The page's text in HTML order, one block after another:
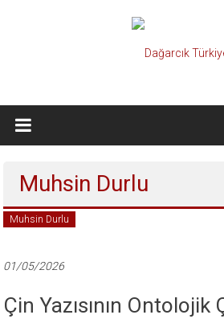
Dağarcık
Türkiye
Türkiye
Cumhuriyeti…
Muhsin Durlu
Muhsin Durlu
01/05/2026
Çin Yazısının Ontolojik